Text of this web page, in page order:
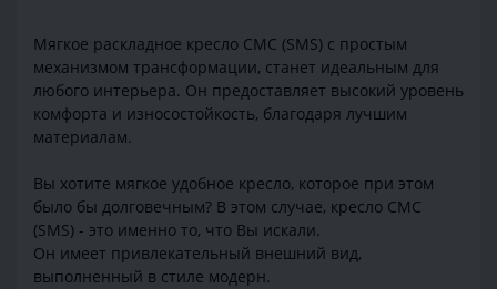
Мягкое раскладное кресло СМС (SMS) с простым
механизмом трансформации, станет идеальным для
любого интерьера. Он предоставляет высокий уровень
комфорта и износостойкость, благодаря лучшим
материалам.
Вы хотите мягкое удобное кресло, которое при этом
было бы долговечным? В этом случае, кресло СМС
(SMS) - это именно то, что Вы искали.
Он имеет привлекательный внешний вид,
выполненный в стиле модерн.